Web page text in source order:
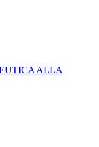
ALLA